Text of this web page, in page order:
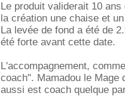
Le produit validerait 10
la création une chaise et
La levée de fond a été de
été forte avant cette date.
L'accompagnement,
coach". Mamadou le
aussi est coach quelque